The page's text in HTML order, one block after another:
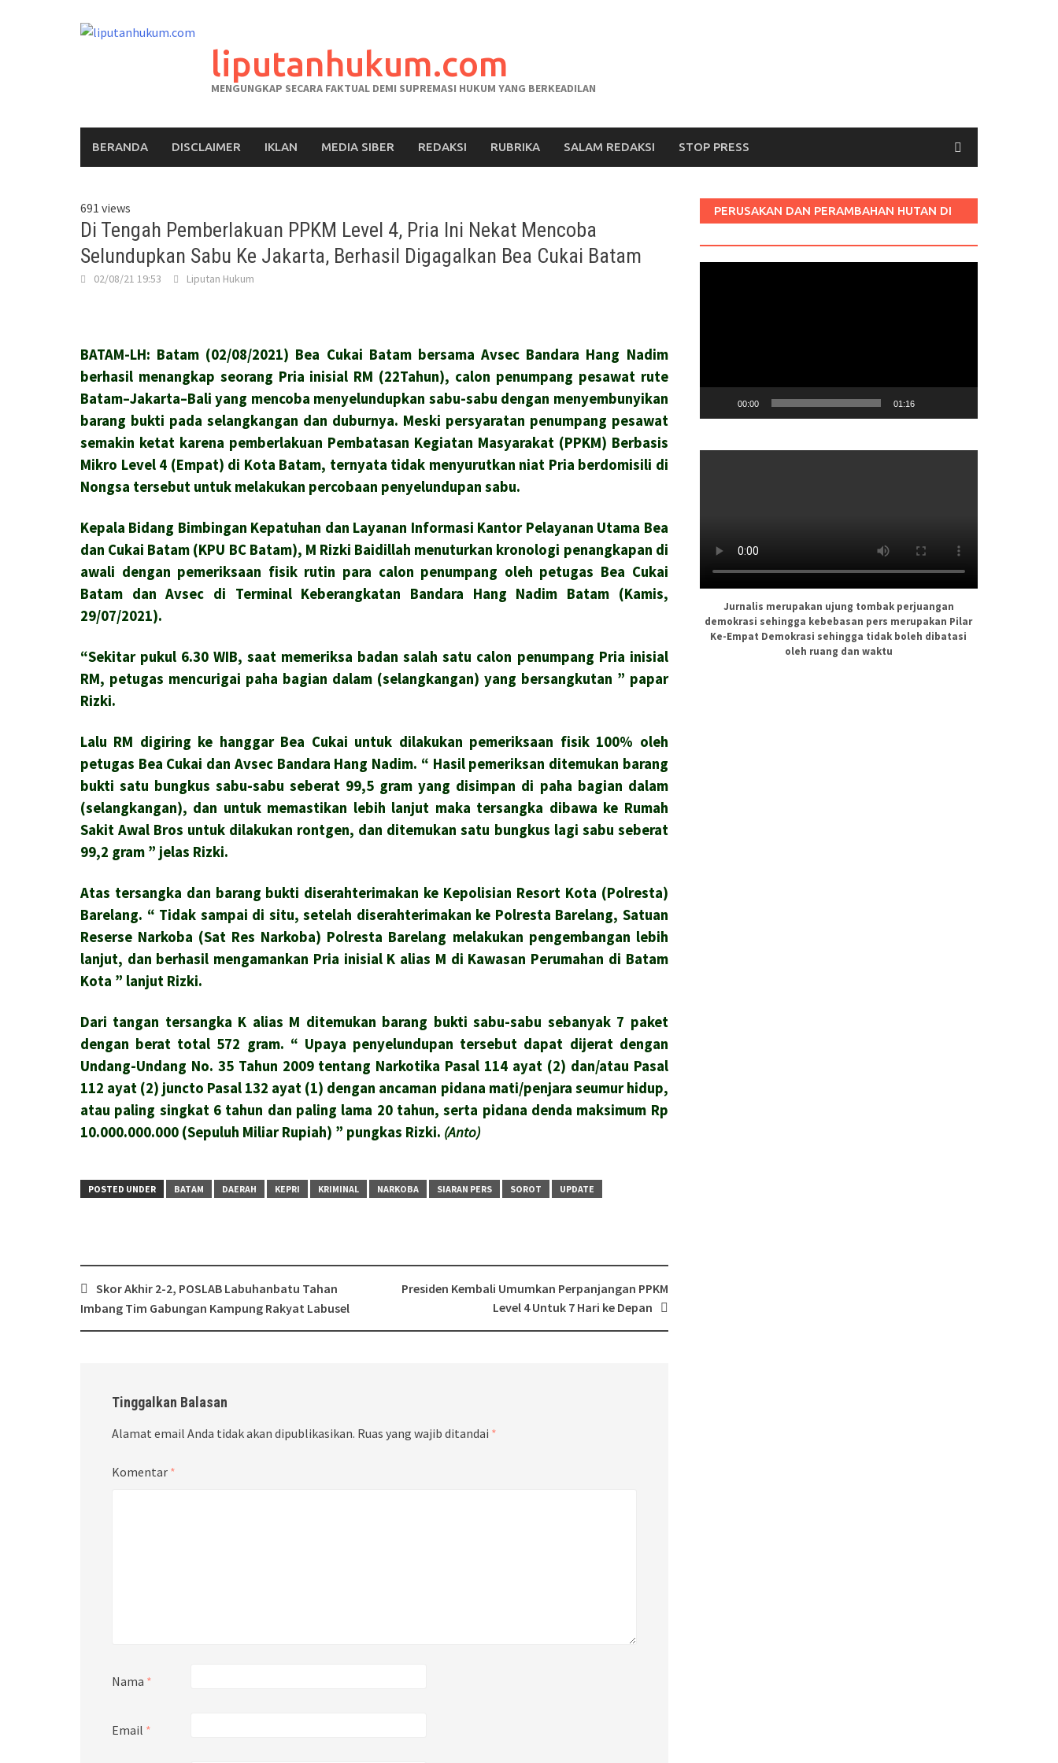
liputanhukum.com
MENGUNGKAP SECARA FAKTUAL DEMI SUPREMASI HUKUM YANG BERKEADILAN
BERANDA DISCLAIMER IKLAN MEDIA SIBER REDAKSI RUBRIKA SALAM REDAKSI STOP PRESS
691 views
Di Tengah Pemberlakuan PPKM Level 4, Pria Ini Nekat Mencoba
Selundupkan Sabu Ke Jakarta, Berhasil Digagalkan Bea Cukai Batam
02/08/21 19:53 Liputan Hukum
BATAM-LH: Batam (02/08/2021) Bea Cukai Batam bersama Avsec Bandara Hang Nadim
berhasil menangkap seorang Pria inisial RM (22Tahun), calon penumpang pesawat rute
Batam–Jakarta–Bali yang mencoba menyelundupkan sabu-sabu dengan menyembunyikan
barang bukti pada selangkangan dan duburnya. Meski persyaratan penumpang pesawat
semakin ketat karena pemberlakuan Pembatasan Kegiatan Masyarakat (PPKM) Berbasis
Mikro Level 4 (Empat) di Kota Batam, ternyata tidak menyurutkan niat Pria berdomisili di
Nongsa tersebut untuk melakukan percobaan penyelundupan sabu.
Kepala Bidang Bimbingan Kepatuhan dan Layanan Informasi Kantor Pelayanan Utama Bea
dan Cukai Batam (KPU BC Batam), M Rizki Baidillah menuturkan kronologi penangkapan di
awali dengan pemeriksaan fisik rutin para calon penumpang oleh petugas Bea Cukai
Batam dan Avsec di Terminal Keberangkatan Bandara Hang Nadim Batam (Kamis,
29/07/2021).
“Sekitar pukul 6.30 WIB, saat memeriksa badan salah satu calon penumpang Pria inisial
RM, petugas mencurigai paha bagian dalam (selangkangan) yang bersangkutan ” papar
Rizki.
Lalu RM digiring ke hanggar Bea Cukai untuk dilakukan pemeriksaan fisik 100% oleh
petugas Bea Cukai dan Avsec Bandara Hang Nadim. “ Hasil pemeriksan ditemukan barang
bukti satu bungkus sabu-sabu seberat 99,5 gram yang disimpan di paha bagian dalam
(selangkangan), dan untuk memastikan lebih lanjut maka tersangka dibawa ke Rumah
Sakit Awal Bros untuk dilakukan rontgen, dan ditemukan satu bungkus lagi sabu seberat
99,2 gram ” jelas Rizki.
Atas tersangka dan barang bukti diserahterimakan ke Kepolisian Resort Kota (Polresta)
Barelang. “ Tidak sampai di situ, setelah diserahterimakan ke Polresta Barelang, Satuan
Reserse Narkoba (Sat Res Narkoba) Polresta Barelang melakukan pengembangan lebih
lanjut, dan berhasil mengamankan Pria inisial K alias M di Kawasan Perumahan di Batam
Kota ” lanjut Rizki.
Dari tangan tersangka K alias M ditemukan barang bukti sabu-sabu sebanyak 7 paket
dengan berat total 572 gram. “ Upaya penyelundupan tersebut dapat dijerat dengan
Undang-Undang No. 35 Tahun 2009 tentang Narkotika Pasal 114 ayat (2) dan/atau Pasal
112 ayat (2) juncto Pasal 132 ayat (1) dengan ancaman pidana mati/penjara seumur hidup,
atau paling singkat 6 tahun dan paling lama 20 tahun, serta pidana denda maksimum Rp
10.000.000.000 (Sepuluh Miliar Rupiah) ” pungkas Rizki. (Anto)
POSTED UNDER BATAM DAERAH KEPRI KRIMINAL NARKOBA SIARAN PERS SOROT UPDATE
Post
navigation
Skor Akhir 2-2, POSLAB Labuhanbatu Tahan
Imbang Tim Gabungan Kampung Rakyat Labusel
Presiden Kembali Umumkan Perpanjangan PPKM
Level 4 Untuk 7 Hari ke Depan
Tinggalkan Balasan
Alamat email Anda tidak akan dipublikasikan. Ruas yang wajib ditandai *
Komentar *
Nama *
Email *
PERUSAKAN DAN PERAMBAHAN HUTAN DI
00:00 01:16
Jurnalis merupakan ujung tombak perjuangan
demokrasi sehingga kebebasan pers merupakan Pilar
Ke-Empat Demokrasi sehingga tidak boleh dibatasi
oleh ruang dan waktu